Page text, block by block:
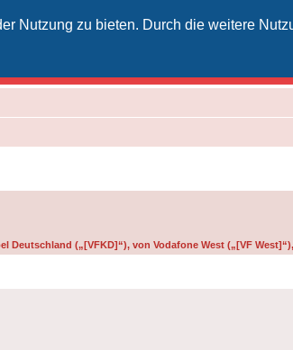
Nutzung zu bieten. Durch die weitere
(„[VFKD]“), von Vodafone West („[VF